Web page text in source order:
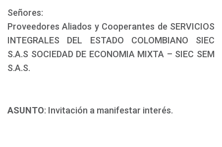
Señores:
Proveedores Aliados y Cooperantes de SERVICIOS
INTEGRALES DEL ESTADO COLOMBIANO SIEC
S.A.S SOCIEDAD DE ECONOMIA MIXTA – SIEC SEM
S.A.S.
ASUNTO: Invitación a manifestar interés.